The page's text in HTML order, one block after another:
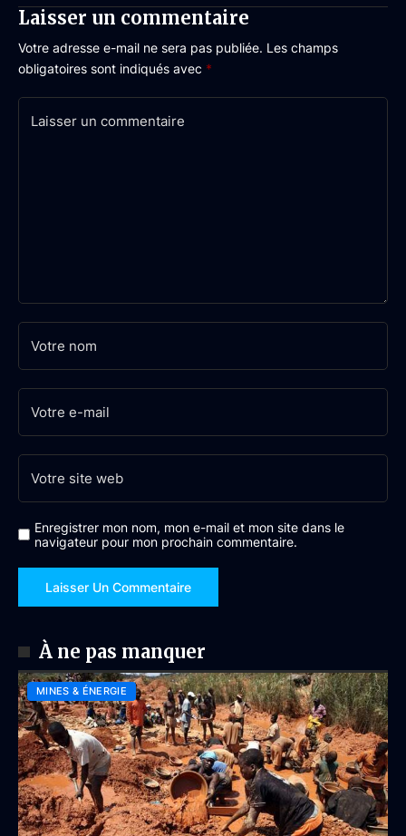
Laisser un commentaire
Votre adresse e-mail ne sera pas publiée. Les champs
obligatoires sont indiqués avec *
Enregistrer mon nom, mon e-mail et mon site dans le
navigateur pour mon prochain commentaire.
À ne pas manquer
MINES & ÉNERGIE